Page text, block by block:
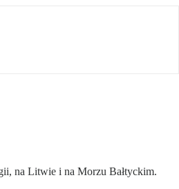
na Litwie i na Morzu Bałtyckim.